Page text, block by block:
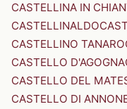
CASTELLINA IN
CASTELLINALDO
CASTELLINO TANARO
CASTELLO D'AGOGNA
CASTELLO DEL
CASTELLO DI